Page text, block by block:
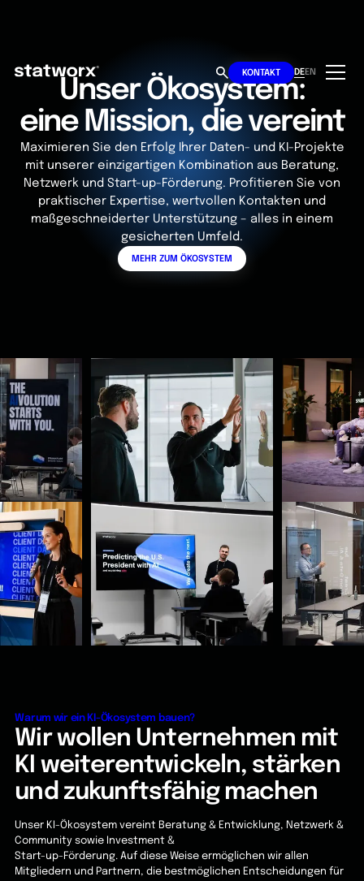
KONTAKT DEEN
Unser Ökosystem:
eine Mission, die vereint
Maximieren Sie den Erfolg Ihrer Daten- und KI-Projekte
mit unserer einzigartigen Kombination aus Beratung,
Netzwerk und Start-up-Förderung. Profitieren Sie von
praktischer Expertise, wertvollen Kontakten und
maßgeschneiderter Unterstützung – alles in einem
gesicherten Umfeld.
MEHR ZUM ÖKOSYSTEM
Warum wir ein KI-Ökosystem bauen?
Wir wollen Unternehmen mit
KI weiter­ent­wickeln, stärken
und zukunfts­fähig machen
Unser KI-Ökosystem vereint Beratung & Entwicklung, Netzwerk &
Community sowie Investment &
Start-up-Förderung. Auf diese Weise ermöglichen wir allen
Mitgliedern und Partnern, die bestmöglichen Entscheidungen für